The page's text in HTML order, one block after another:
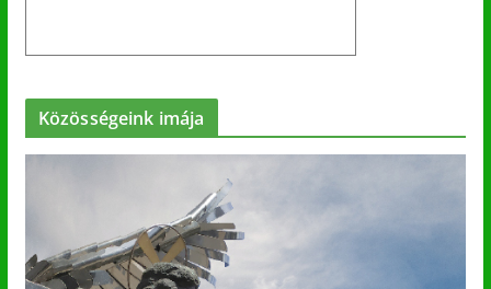
Közösségeink imája